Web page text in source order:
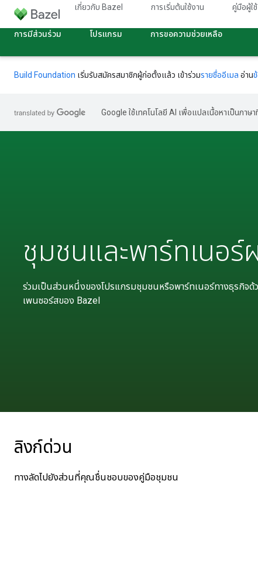
เกี่ยวกับ Bazel การเริ่มต้นใช้งาน คู่มือผู้ใช้
การมีส่วนร่วม โปรแกรม การขอความช่วยเหลือ
Build Foundation เริ่มรับสมัครสมาชิกผู้ก่อตั้งแล้ว เข้าร่วมรายชื่ออีเมล อ่าน
Google ใช้เทคโนโลยี AI เพื่อแปลเนื้อหาเป็นภา
ชุมชนและพาร์ทเนอ
ร่วมเป็นส่วนหนึ่งของโปรแกรมชุมชนหรือพาร์ทเนอร์ทางธุรกิจด้
เพนซอร์สของ Bazel
ลิงก์ด่วน
ทางลัดไปยังส่วนที่คุณชื่นชอบของคู่มือชุมชน